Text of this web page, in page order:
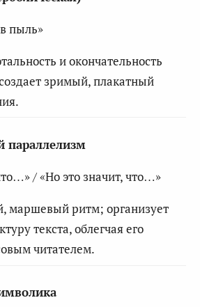
пыль»
и окончательность
зримый, плакатный
параллелизм
/ «Но это значит, что…»
маршевый ритм; организует
текста, облегчая его
читателем.